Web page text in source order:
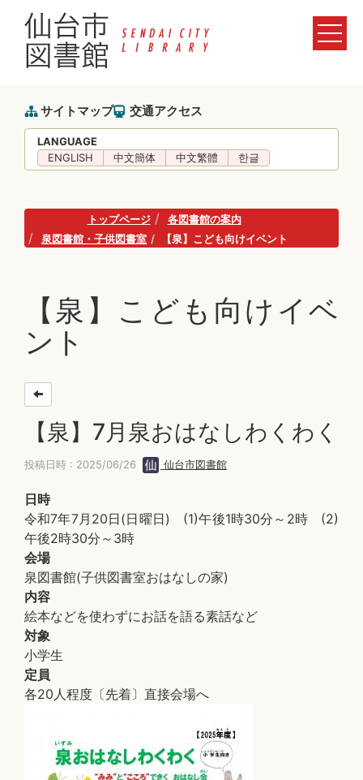
サイトマップ 交通アクセス
LANGUAGE
ENGLISH
中文簡体 中文繁體 한글
トップページ
各図書館の案内
泉図書館・子供図書室
【泉】こども向けイベント
【泉】こども向けイベ
ント
【泉】7月泉おはなしわくわく
投稿日時 : 2025/06/26 仙台市図書館
日時
令和7年7月20日(日曜日) (1)午後1時30分～2時 (2)
午後2時30分～3時
会場
泉図書館(子供図書室おはなしの家)
内容
絵本などを使わずにお話を語る素話など
対象
小学生
定員
各20人程度〔先着〕直接会場へ